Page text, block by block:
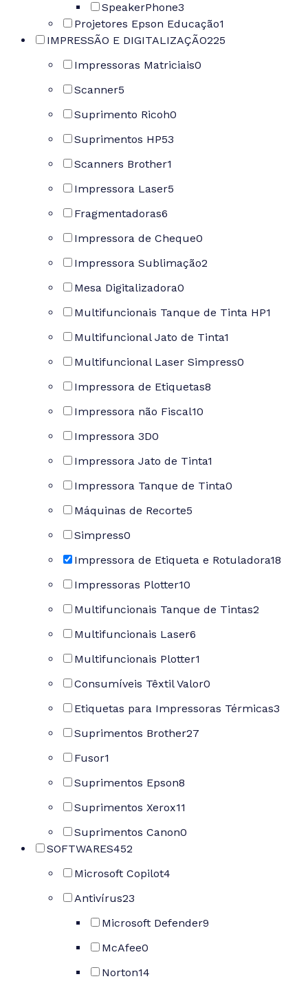
SpeakerPhone3
Projetores Epson Educação1
IMPRESSÃO E DIGITALIZAÇÃO225
Impressoras Matriciais0
Scanner5
Suprimento Ricoh0
Suprimentos HP53
Scanners Brother1
Impressora Laser5
Fragmentadoras6
Impressora de Cheque0
Impressora Sublimação2
Mesa Digitalizadora0
Multifuncionais Tanque de Tinta HP1
Multifuncional Jato de Tinta1
Multifuncional Laser Simpress0
Impressora de Etiquetas8
Impressora não Fiscal10
Impressora 3D0
Impressora Jato de Tinta1
Impressora Tanque de Tinta0
Máquinas de Recorte5
Simpress0
Impressora de Etiqueta e Rotuladora18
Impressoras Plotter10
Multifuncionais Tanque de Tintas2
Multifuncionais Laser6
Multifuncionais Plotter1
Consumíveis Têxtil Valor0
Etiquetas para Impressoras Térmicas3
Suprimentos Brother27
Fusor1
Suprimentos Epson8
Suprimentos Xerox11
Suprimentos Canon0
SOFTWARES452
Microsoft Copilot4
Antivírus23
Microsoft Defender9
McAfee0
Norton14